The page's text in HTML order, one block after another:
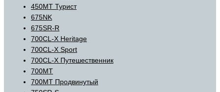
450MT Турист
675NK
675SR-R
700CL-X Heritage
700CL-X Sport
700CL-X Путешественник
700MT
700MT Продвинутый